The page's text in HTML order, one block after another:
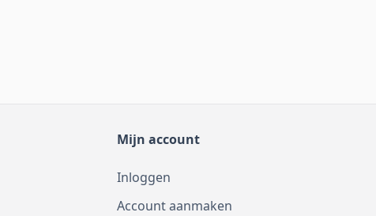
Mijn account
Inloggen
Account aanmaken